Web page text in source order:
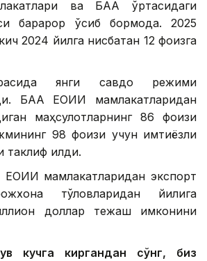
ва БАА ўртасидаги
барқарор ўсиб бормоқда. 2025
2024 йилга нисбатан 12 фоизга
янги савдо режими
БАА ЕОИИ мамлакатларидан
маҳсулотларнинг 86 фоизи
98 фоизи учун имтиёзли
қилди.
ЕОИИ мамлакатларидан экспорт
тўловларидан йилига
доллар тежаш имконини
кучга киргандан сўнг, биз